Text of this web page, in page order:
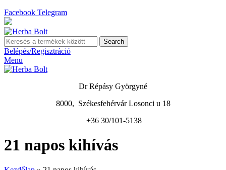
Facebook Telegram
Search
Belépés/Regisztráció
Menu
Dr Répásy Györgyné
8000, Székesfehérvár Losonci u 18
+36 30/101-5138
21 napos kihívás